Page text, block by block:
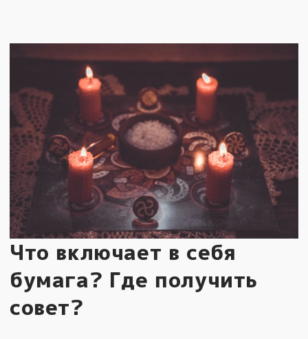
Что включает в себя
бумага? Где получить
совет?